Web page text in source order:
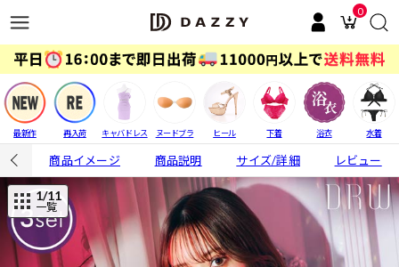
0
最新作 再入荷 キャバドレス ヌードブラ ヒール 下着 浴衣 水着
商品イメージ 商品説明 サイズ/詳細 レビュー
1/11
一覧